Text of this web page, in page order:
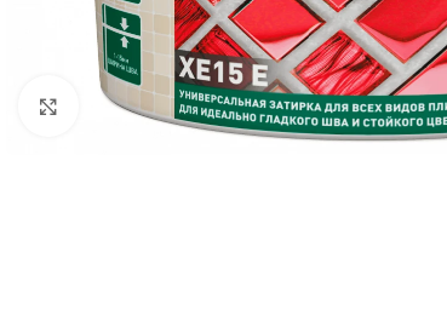
Нажмите, чтобы увеличить